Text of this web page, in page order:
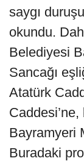
saygı
okundu.
Belediyesi
Sancağı
Atatürk
Bayramyeri
Buradaki